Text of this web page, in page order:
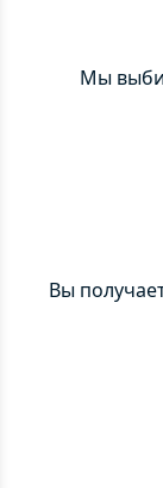
Мы
Вы